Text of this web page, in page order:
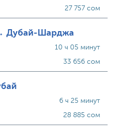
27 757 сом
Дубай-Шарджа
10 ч 05 минут
33 656 сом
6 ч 25 минут
28 885 сом